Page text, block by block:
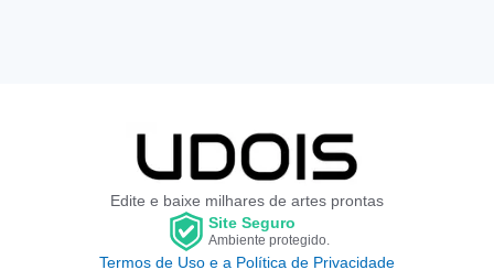
Edite e baixe milhares de artes prontas
Site Seguro
Ambiente protegido.
Termos de Uso e a Política de Privacidade